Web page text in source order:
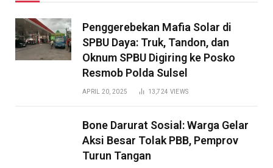
Penggerebekan Mafia Solar di
SPBU Daya: Truk, Tandon, dan
Oknum SPBU Digiring ke Posko
Resmob Polda Sulsel
APRIL 20, 2025 13,724 VIEWS
Bone Darurat Sosial: Warga Gelar
Aksi Besar Tolak PBB, Pemprov
Turun Tangan